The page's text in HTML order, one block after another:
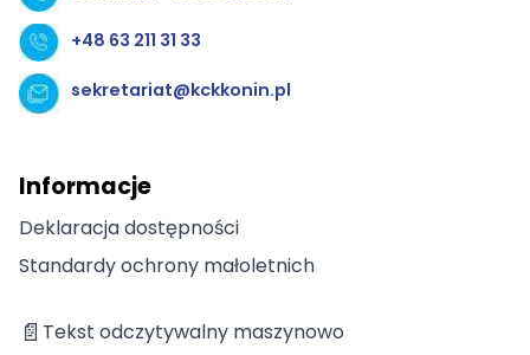
+48 63 211 31 33
sekretariat@kckkonin.pl
Informacje
Deklaracja dostępności
Standardy ochrony małoletnich
📄 Tekst odczytywalny maszynowo